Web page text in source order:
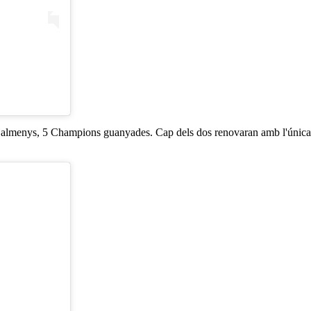
5 Champions guanyades. Cap dels dos renovaran amb